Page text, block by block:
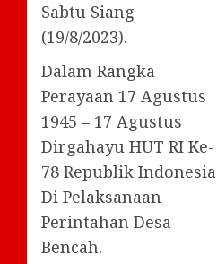
Sabtu Siang
(19/8/2023).
Dalam Rangka
Perayaan 17 Agustus
1945 – 17 Agustus
Dirgahayu HUT RI Ke-
78 Republik Indonesia
Di Pelaksanaan
Perintahan Desa
Bencah.